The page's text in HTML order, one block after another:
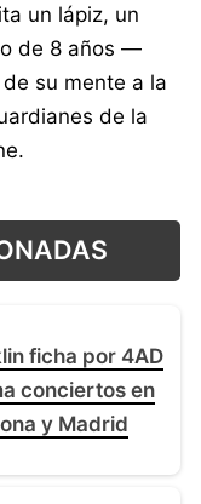
un lápiz, un
de 8 años —
su mente a la
de la
ficha por 4AD
conciertos en
y Madrid